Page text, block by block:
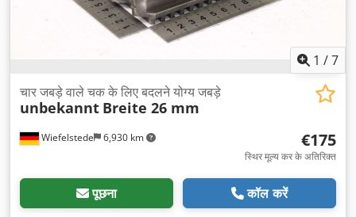
1 /7
Wiefelstede 6,930 km
चार जबड़े वाले चक के लिए बदलने योग्य जबड़े
unbekannt Breite 26 mm
€175
स्थिर मूल्य कर के अतिरिक्त
पूछना कॉल करें